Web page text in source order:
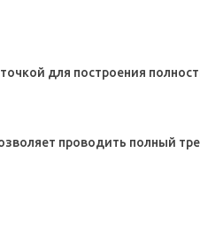
для построения
проводить полный